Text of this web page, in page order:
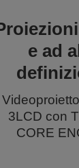
e ad
3LCD con
CORE